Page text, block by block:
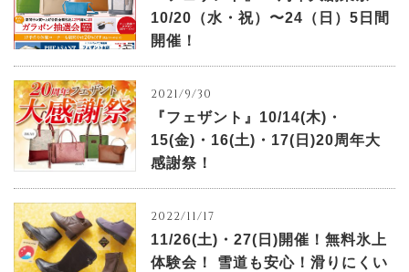
10/20（水・祝）〜24（日）5日間
開催！
2021/9/30
『フェザント』10/14(木)・
15(金)・16(土)・17(日)20周年大
感謝祭！
2022/11/17
11/26(土)・27(日)開催！無料氷上
体験会！ 雪道も安心！滑りにくい